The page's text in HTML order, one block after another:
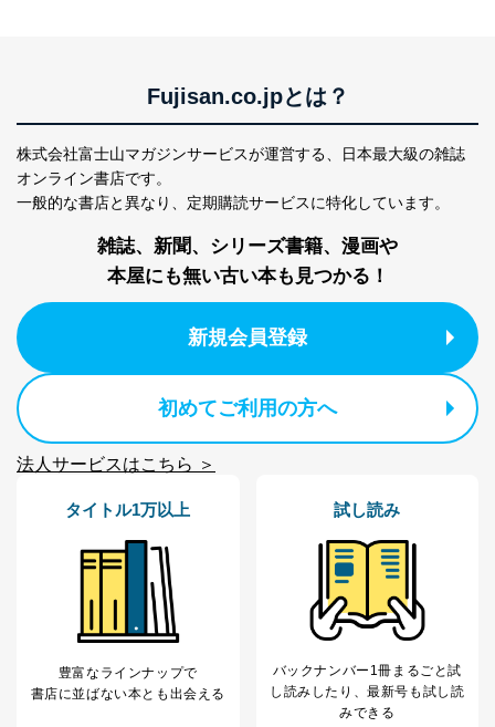
Fujisan.co.jpとは？
株式会社富士山マガジンサービスが運営する、
日本最大級の雑誌
オンライン書店です。
一般的な書店と異なり、 定期購読サービスに特化しています。
雑誌、新聞、シリーズ書籍、漫画や
本屋にも無い古い本も見つかる！
新規会員登録
初めてご利用の方へ
法人サービスはこちら ＞
タイトル1万以上
豊富なラインナップで
書店に並ばない本とも出会える
試し読み
バックナンバー1冊まるごと試
し読み したり、最新号も試し読
みできる